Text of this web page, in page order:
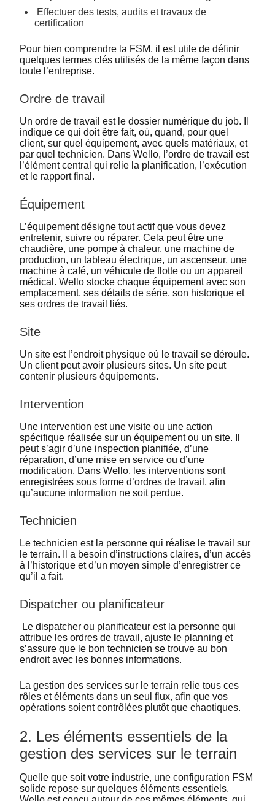
Effectuer des tests, audits et travaux de
certification
Pour bien comprendre la FSM, il est utile de définir
quelques termes clés utilisés de la même façon dans
toute l’entreprise.
Ordre de travail
Un ordre de travail est le dossier numérique du job. Il
indique ce qui doit être fait, où, quand, pour quel
client, sur quel équipement, avec quels matériaux, et
par quel technicien. Dans Wello, l’ordre de travail est
l’élément central qui relie la planification, l’exécution
et le rapport final.
Équipement
L’équipement désigne tout actif que vous devez
entretenir, suivre ou réparer. Cela peut être une
chaudière, une pompe à chaleur, une machine de
production, un tableau électrique, un ascenseur, une
machine à café, un véhicule de flotte ou un appareil
médical. Wello stocke chaque équipement avec son
emplacement, ses détails de série, son historique et
ses ordres de travail liés.
Site
Un site est l’endroit physique où le travail se déroule.
Un client peut avoir plusieurs sites. Un site peut
contenir plusieurs équipements.
Intervention
Une intervention est une visite ou une action
spécifique réalisée sur un équipement ou un site. Il
peut s’agir d’une inspection planifiée, d’une
réparation, d’une mise en service ou d’une
modification. Dans Wello, les interventions sont
enregistrées sous forme d’ordres de travail, afin
qu’aucune information ne soit perdue.
Technicien
Le technicien est la personne qui réalise le travail sur
le terrain. Il a besoin d’instructions claires, d’un accès
à l’historique et d’un moyen simple d’enregistrer ce
qu’il a fait.
Dispatcher ou planificateur
Le dispatcher ou planificateur est la personne qui
attribue les ordres de travail, ajuste le planning et
s’assure que le bon technicien se trouve au bon
endroit avec les bonnes informations.
La gestion des services sur le terrain relie tous ces
rôles et éléments dans un seul flux, afin que vos
opérations soient contrôlées plutôt que chaotiques.
2. Les éléments essentiels de la
gestion des services sur le terrain
Quelle que soit votre industrie, une configuration FSM
solide repose sur quelques éléments essentiels.